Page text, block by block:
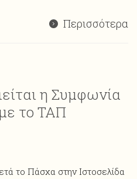
Περισσότερα
η Συμφωνία
το ΤΑΠ
το Πάσχα στην Ιστοσελίδα